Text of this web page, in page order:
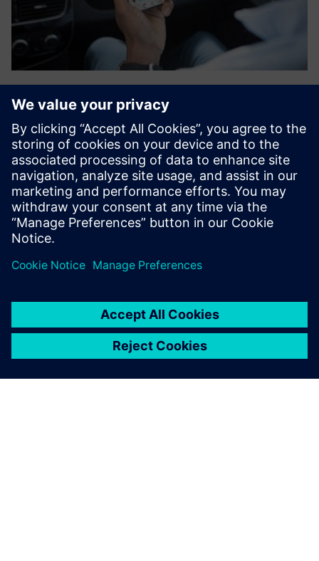
Karos Mobility tilbyr en bærekraftig multimodal
mobilitetsløsning for landlige og bynære områder,
integrert i offentlig transport. Vår løsning er avhengig av
en innovativ løsning basert på AI-teknologi og 8 års
forskning og utvikl...
Lær mer